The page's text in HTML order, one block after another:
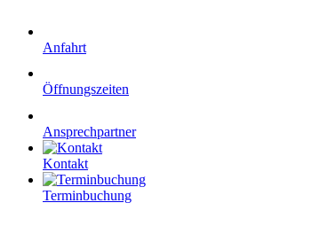
Anfahrt
Öffnungszeiten
Ansprechpartner
Kontakt
Terminbuchung